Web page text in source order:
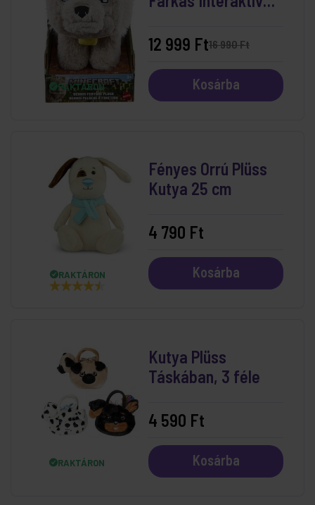
RAKTÁRON
16 990 Ft
12 999 Ft
Kosárba
RAKTÁRON
Fényes Orrú Plüss
Kutya 25 cm
4 790 Ft
Kosárba
RAKTÁRON
Kutya Plüss
Táskában, 3 féle
4 590 Ft
Kosárba